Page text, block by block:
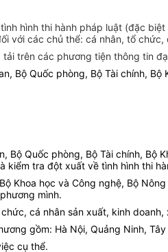
hình thi hành pháp luật (đặc
với các chủ thể: cá nhân, tổ
trên các phương tiện thông tin
Bộ Quốc phòng, Bộ Tài chính,
Quốc phòng, Bộ Tài chính,
kiểm tra đột xuất về tình hình thi
Khoa học và Công nghệ, Bộ
mình.
cá nhân sản xuất, kinh doanh,
gồm: Hà Nội, Quảng Ninh, Tây
cụ thể.